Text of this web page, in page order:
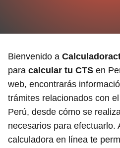
Bienvenido a
para calcular tu CTS en
web, encontrarás
trámites relacionados con
Perú, desde cómo se
necesarios para efectuarlo.
calculadora en línea te